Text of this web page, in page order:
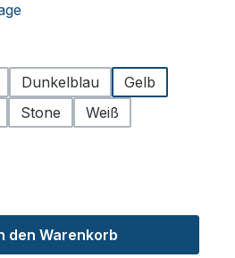
Dunkelblau
Gelb
Stone Weiß
ein oder benutze die Schaltflächen
den Warenkorb